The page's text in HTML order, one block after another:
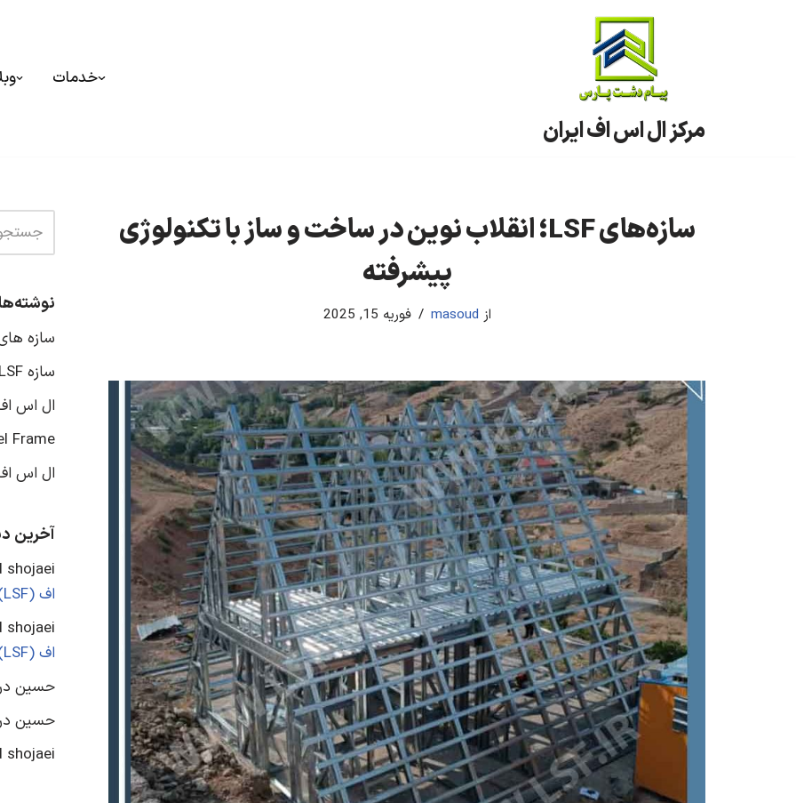
مرکز ال اس اف ایران
خدمات
سازه‌های LSF؛ انقلاب نوین در ساخت و ساز با تکنولوژی
پیشرفته
از masoud فوریه 15, 2025
سازه‌
سازه LSF مرکز ال اس اف ایران
ال اس اف 2026 +
Frame
ال اس
آخرین
shojaei
اف (LSF)
shojaei
اف (LSF)
حسین
حسین
shojaei